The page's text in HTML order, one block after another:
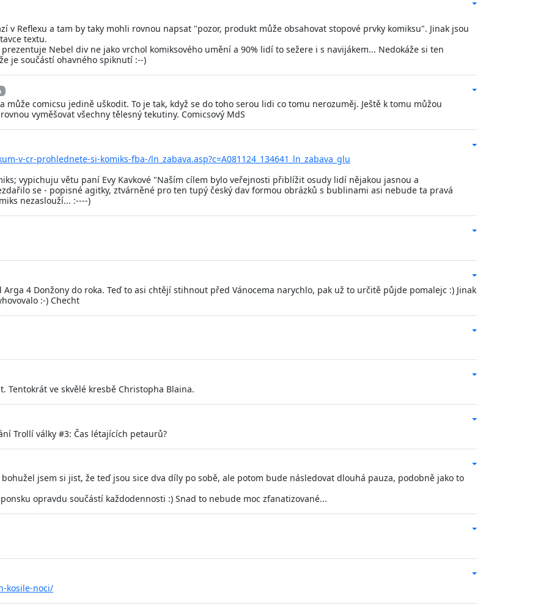
v Reflexu a tam by taky mohli rovnou napsat "pozor, produkt může obsahovat stopové prvky komiksu". Jinak jsou
textu.
Nebel div ne jako vrchol komiksového umění a 90% lidí to sežere i s navijákem... Nedokáže si ten
je součástí ohavného spiknutí :--)
může comicsu jedině uškodit. To je tak, když se do toho serou lidi co tomu nerozuměj. Ještě k tomu můžou
vyměšovat všechny tělesný tekutiny. Comicsový MdS
v-cr-prohlednete-si-komiks-fba-/ln_zabava.asp?c=A081124_134641_ln_zabava_glu
vypichuju větu paní Evy Kavkové "Naším cílem bylo veřejnosti přiblížit osudy lidí nějakou jasnou a
se - popisné agitky, ztvárněné pro ten tupý český dav formou obrázků s bublinami asi nebude ta pravá
nezaslouží... :----)
4 Donžony do roka. Teď to asi chtějí stihnout před Vánocema narychlo, pak už to určitě půjde pomalejc :) Jinak
:-) Checht
Tentokrát ve skvělé kresbě Christopha Blaina.
Trollí války #3: Čas létajících petaurů?
jsem si jist, že teď jsou sice dva díly po sobě, ale potom bude následovat dlouhá pauza, podobně jako to
opravdu součástí každodennosti :) Snad to nebude moc zfanatizované...
kosile-noci/